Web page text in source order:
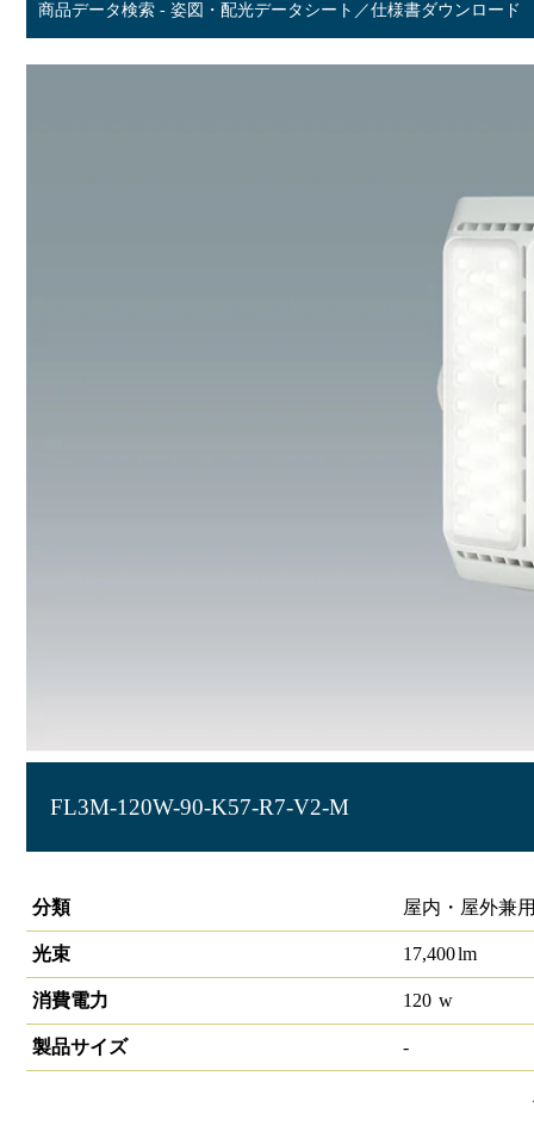
商品データ検索 - 姿図・配光データシート／仕様書ダウンロード
FL3M-120W-90-K57-R7-V2-M
分類
屋内・屋外兼
光束 17,400lm
消費電力 120 w
製品サイズ -